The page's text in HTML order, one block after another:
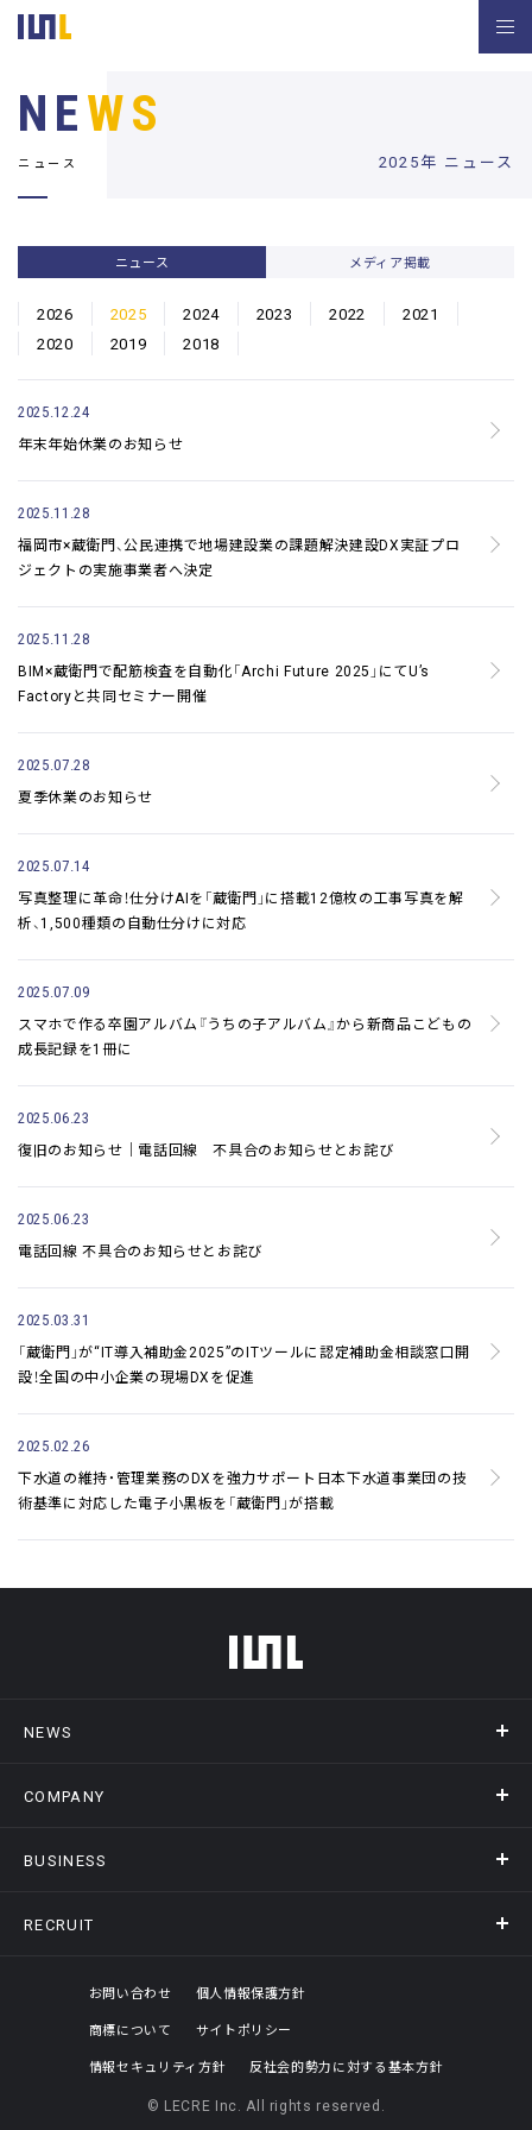
2025年 ニュース
NEWS
ニュース
ニュース メディア掲載
2026 2025 2024 2023 2022
2021
2020
2019 2018
2025.12.24
年末年始休業のお知らせ
2025.11.28
福岡市×蔵衛門、公民連携で地場建設業の課題解決建設DX実証プロ
ジェクトの実施事業者へ決定
2025.11.28
BIM×蔵衛門で配筋検査を自動化「Archi Future 2025」にてU’s
Factoryと共同セミナー開催
2025.07.28
夏季休業のお知らせ
2025.07.14
写真整理に革命！仕分けAIを「蔵衛門」に搭載12億枚の工事写真を解
析、1,500種類の自動仕分けに対応
2025.07.09
スマホで作る卒園アルバム『うちの子アルバム』から新商品こどもの
成長記録を1冊に
2025.06.23
復旧のお知らせ｜電話回線 不具合のお知らせとお詫び
2025.06.23
電話回線 不具合のお知らせとお詫び
2025.03.31
「蔵衛門」が“IT導入補助金2025”のITツールに認定補助金相談窓口開
設！全国の中小企業の現場DXを促進
2025.02.26
下水道の維持・管理業務のDXを強力サポート 日本下水道事業団の技
術基準に対応した電子小黒板を「蔵衛門」が搭載
フッターメニュー
NEWS
ニュース
COMPANY
会社概要
オフィスギャラリー
BUSINESS
事業情報トップ
RECRUIT
採用情報トップ
評価制度
お問い合わせ
個人情報保護方針
商標について
サイトポリシー
情報セキュリティ方針
反社会的勢力に対する基本方針
© LECRE Inc. All rights reserved.